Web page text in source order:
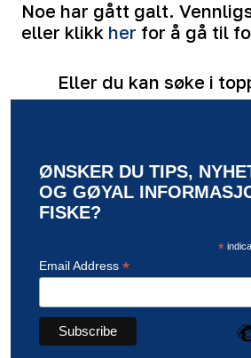
Noe har gått galt.
eller klikk her for å gå til
Eller du kan søke i
ØNSKER DU TIPS,
OG GØYAL
FISKE?
*
Email Address *